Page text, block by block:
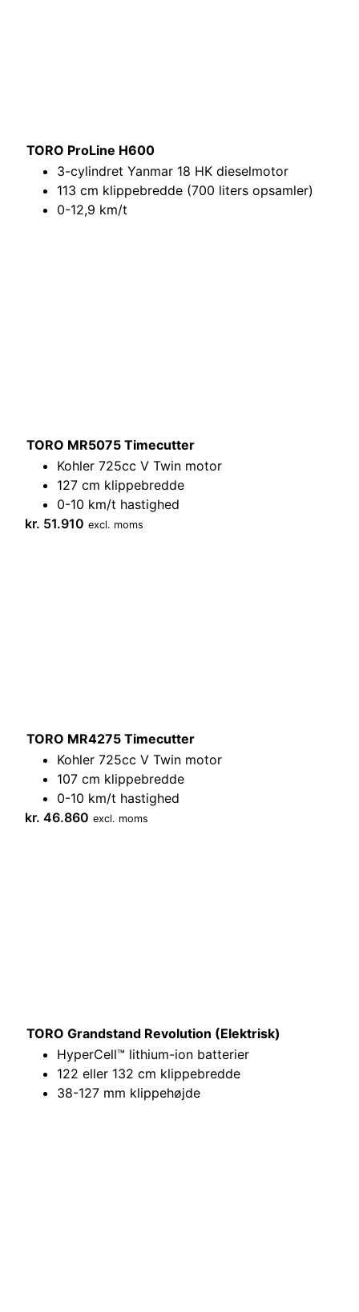
TORO ProLine H600
3-cylindret Yanmar 18 HK dieselmotor
113 cm klippebredde (700 liters opsamler)
0-12,9 km/t
TORO MR5075 Timecutter
Kohler 725cc V Twin motor
127 cm klippebredde
0-10 km/t hastighed
kr. 51.910 excl. moms
TORO MR4275 Timecutter
Kohler 725cc V Twin motor
107 cm klippebredde
0-10 km/t hastighed
kr. 46.860 excl. moms
TORO Grandstand Revolution (Elektrisk)
HyperCell™ lithium-ion batterier
122 eller 132 cm klippebredde
38-127 mm klippehøjde